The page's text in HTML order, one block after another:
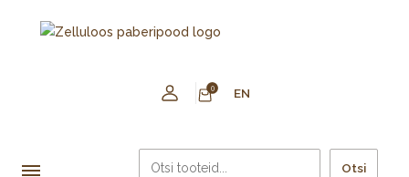
0 EN
Otsi